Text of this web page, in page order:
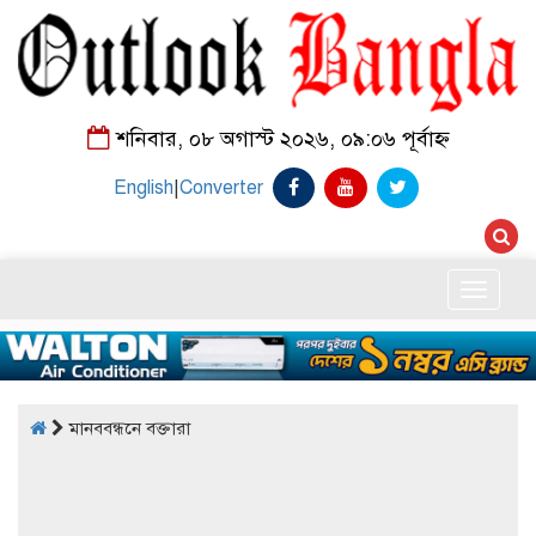
শনিবার, ০৮ অগাস্ট ২০২৬, ০৯:০৬ পূর্বাহ্ন
English|Converter
মানববন্ধনে বক্তারা